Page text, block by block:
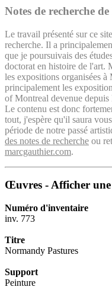
Notes de recherche
Le travail présenté sur ce
recherche. Il a
que je poursuivais des
doctorat en histoire de l'art.
les expositions organisées
principalement les
of Montreal devenue depuis
Le contenu est donc
tout, j'espère qu'il saura
période de notre passé
des notes de recherche ou
marcgauthier.com.
Œuvres - Afficher
Numéro d'inventaire
inv. 773
Titre
Normandy Pastures
Support
Peinture